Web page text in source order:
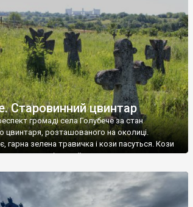
Старовинний цвинтар
громаді села Голубече за стан
цвинтаря, розташованого на околиці.
гарна зелена травичка і кози пасуться. Кози
шкідливої, для старих кладовищ,
ті бруньки обгризають, бо то улюблений
цвинтарі у Голубечому ціла колекція
форм хрестів. Село відносно невелике, […]